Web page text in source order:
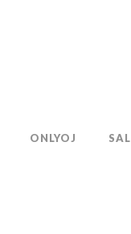
ONLYOJ